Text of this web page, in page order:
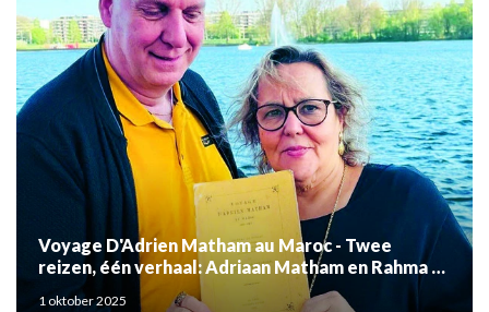
Voyage D'Adrien Matham au Maroc - Twee
reizen, één verhaal: Adriaan Matham en Rahma el
Mouden
1 oktober 2025